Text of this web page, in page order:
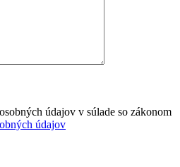
údajov v súlade so zákonom
údajov